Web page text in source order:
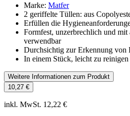
Marke: Matfer
2 geriffelte Tüllen: aus
Erfüllen die
Formfest, unzerbrechlich und mit
verwendbar
Durchsichtig zur Erkennung von
In einem Stück, leicht zu reinigen
Weitere Informationen zum Produkt
10,27 €
inkl. MwSt. 12,22 €